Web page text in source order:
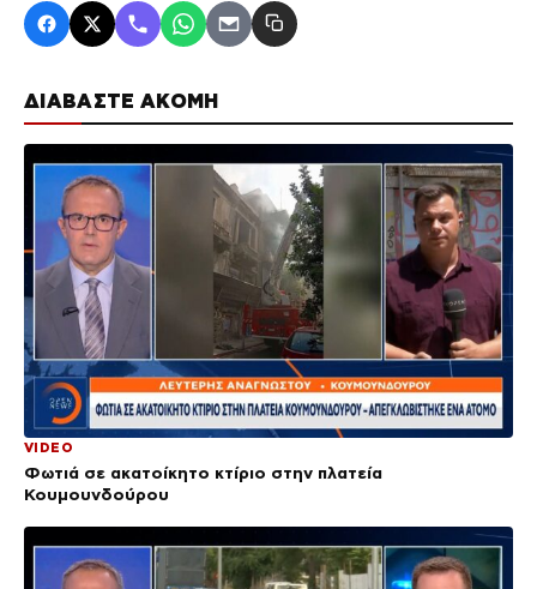
ΔΙΑΒΑΣΤΕ ΑΚΟΜΗ
VIDEO
Φωτιά σε ακατοίκητο κτίριο στην πλατεία
Κουμουνδούρου